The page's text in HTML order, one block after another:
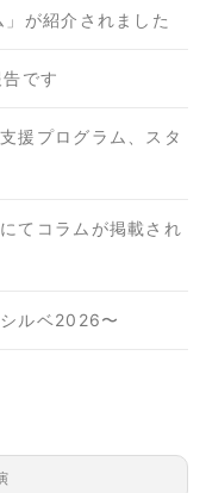
が紹介されました
です
援プログラム、スタ
てコラムが掲載され
ルベ2026〜